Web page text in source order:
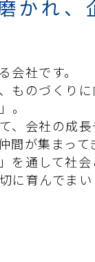
かれ、
社です。
ものづくり
。
会社の成長
が集まって
通して社
育んでまい